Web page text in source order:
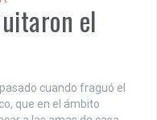
el
cuando fraguó el
que en el ámbito